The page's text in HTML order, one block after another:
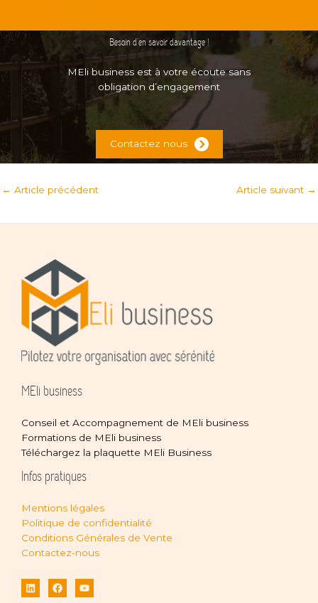
Besoin d’en savoir davantage !
MEli business est à votre écoute sans
obligation d’engagement
Contactez nous
← Article précédent Article suivant →
MEli business
Conseil et Accompagnement de MEli business
Formations de MEli business
Téléchargez la plaquette MEli Business
Infos pratiques
Mentions légales
Politique de confidentialité
Conditions Générales de Vente
Contactez-nous